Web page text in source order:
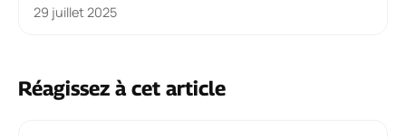
29 juillet 2025
Réagissez à cet article